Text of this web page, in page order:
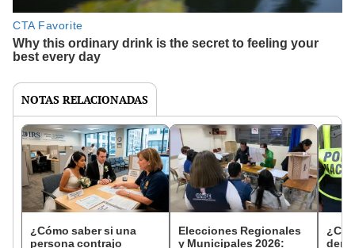
NOTAS RELACIONADAS
¿Cómo saber si una
persona contrajo
Elecciones Regionales
y Municipales 2026: